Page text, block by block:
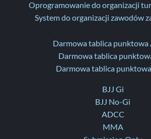
Oprogramowanie do organizacji
System do organizacji zawodów
Darmowa tablica punktowa
Darmowa tablica
Darmowa tablica
BJJ Gi
BJJ No-Gi
ADCC
MMA